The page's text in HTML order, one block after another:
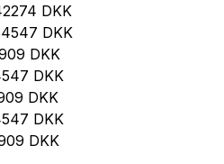
DKK
DKK
DKK
DKK
DKK
DKK
DKK